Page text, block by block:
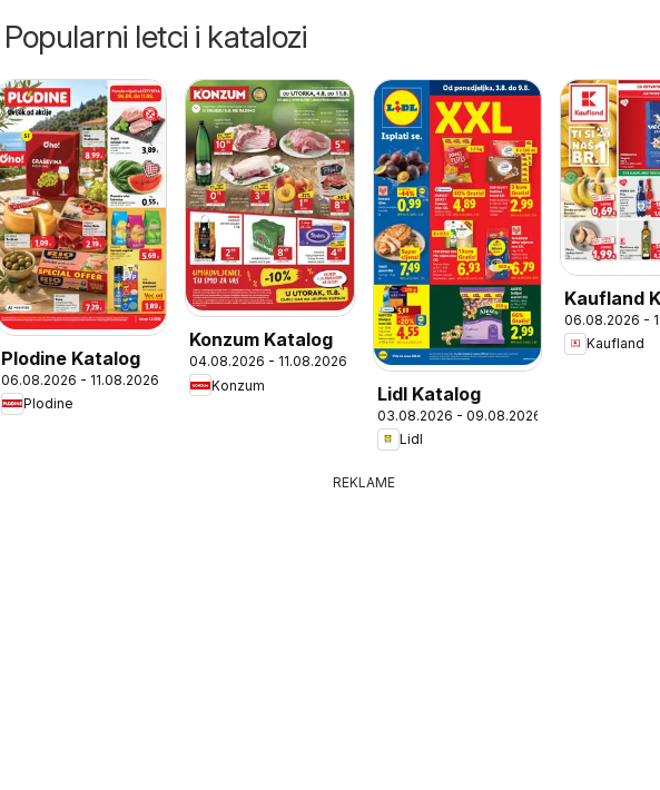
Popularni letci i katalozi
Plodine Katalog
06.08.2026 - 11.08.2026
Plodine
Konzum Katalog
04.08.2026 - 11.08.2026
Konzum
Lidl Katalog
03.08.2026 - 09.08.2026
Lidl
Kaufland
06.08.2026 -
Kaufland
REKLAME